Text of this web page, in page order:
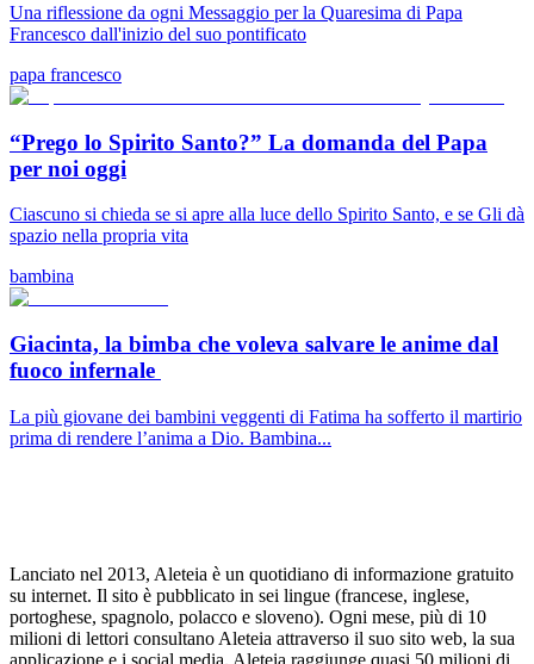
Una riflessione da ogni Messaggio per la Quaresima di Papa
Francesco dall'inizio del suo pontificato
papa francesco
“Prego lo Spirito Santo?” La domanda del Papa
per noi oggi
Ciascuno si chieda se si apre alla luce dello Spirito Santo, e se Gli dà
spazio nella propria vita
bambina
Giacinta, la bimba che voleva salvare le anime dal
fuoco infernale
La più giovane dei bambini veggenti di Fatima ha sofferto il martirio
prima di rendere l’anima a Dio. Bambina...
Lanciato nel 2013, Aleteia è un quotidiano di informazione gratuito
su internet. Il sito è pubblicato in sei lingue (francese, inglese,
portoghese, spagnolo, polacco e sloveno). Ogni mese, più di 10
milioni di lettori consultano Aleteia attraverso il suo sito web, la sua
applicazione e i social media. Aleteia raggiunge quasi 50 milioni di